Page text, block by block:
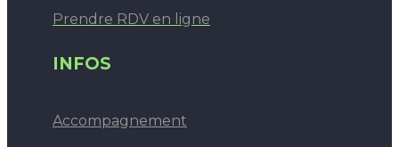
Prendre RDV en ligne
INFOS
Accompagnement